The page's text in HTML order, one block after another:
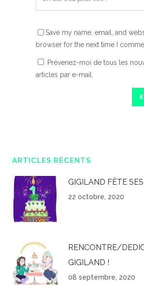
Save my name, email, and
browser for the next time I
Prévenez-moi de tous les
articles par e-mail.
ARTICLES RÉCENTS
GIGILAND FÊTE
22 octobre, 2020
RENCONTRE/
GIGILAND !
08 septembre, 2020